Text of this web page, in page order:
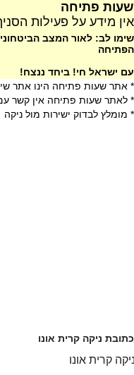
שעות פתיחה
אין מידע על פעילות
שימו לב: לאור המצב
הפתיחה
עם ישראל חי! ביחד ננצח!
* אתר שעות פתיחה הינו אתר
* לאתר שעות פתיחה אין קשר
* מומלץ לבדוק ישירות מול ניקה
כתובת ניקה קרית אונו
קרית אונו